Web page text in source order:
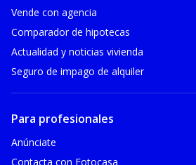
Vende con agencia
Comparador de hipotecas
Actualidad y noticias vivienda
Seguro de impago de alquiler
Para profesionales
Anúnciate
Contacta con Fotocasa